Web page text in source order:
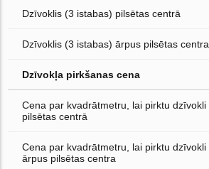
Dzīvoklis (3 istabas) pilsētas centrā
Dzīvoklis (3 istabas) ārpus pilsētas centra
Dzīvokļa pirkšanas cena
Cena par kvadrātmetru, lai pirktu dzīvokli
pilsētas centrā
Cena par kvadrātmetru, lai pirktu dzīvokli
ārpus pilsētas centra